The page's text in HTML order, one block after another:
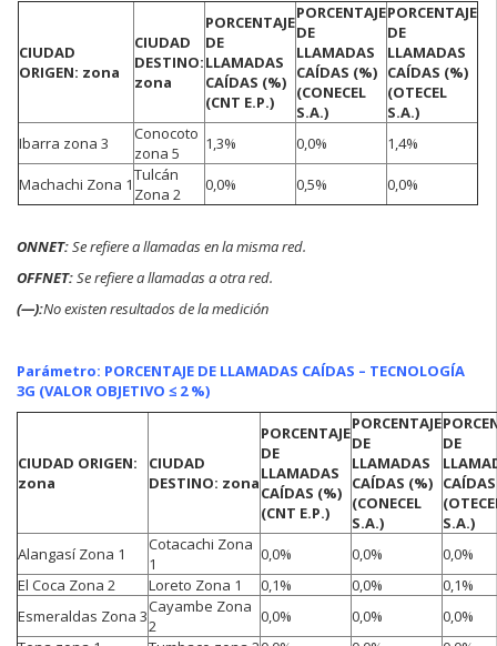
CIUDAD
ORIGEN: zona
CIUDAD
DESTINO:
zona
PORCENTAJE
DE
LLAMADAS
CAÍDAS (%)
(CNT E.P.)
PORCENTAJE
DE
LLAMADAS
CAÍDAS (%)
(CONECEL
S.A.)
PORCENTAJE
DE
LLAMADAS
CAÍDAS (%)
(OTECEL
S.A.)
Ibarra zona 3
Conocoto
zona 5
1,3% 0,0% 1,4%
Machachi Zona 1Tulcán
Zona 2
0,0% 0,5% 0,0%
ONNET:Se refiere allamadas en la misma red.
OFFNET:Se refiere a llamadas a otra red.
(—):No existen resultados de la medición
Parámetro: PORCENTAJE DE LLAMADAS CAÍDAS – TECNOLOGÍA
3G (VALOR OBJETIVO ≤ 2 %)
CIUDAD ORIGEN:
zona
CIUDAD
DESTINO: zona
PORCENTAJE
DE
LLAMADAS
CAÍDAS (%)
(CNT E.P.)
PORCENTAJE
DE
LLAMADAS
CAÍDAS (%)
(CONECEL
S.A.)
DE
S.A.)
Alangasí Zona 1
Cotacachi Zona
1
0,0% 0,0%
0,0%
El Coca Zona 2
Loreto Zona 1 0,1% 0,0%
0,1%
Esmeraldas Zona 3Cayambe Zona
2
0,0% 0,0%
0,0%